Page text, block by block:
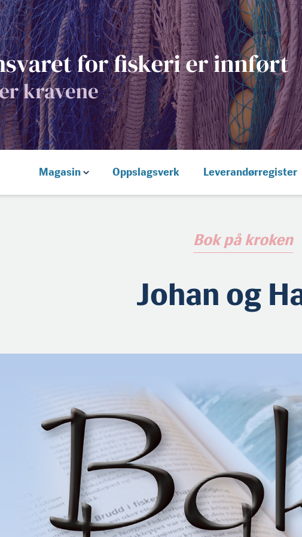
Magasin Oppslagsverk Leverandørregister
Bok på kroken
Johan og